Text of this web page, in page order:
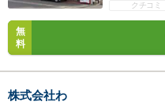
クチコミ
無
料
株式会社わ